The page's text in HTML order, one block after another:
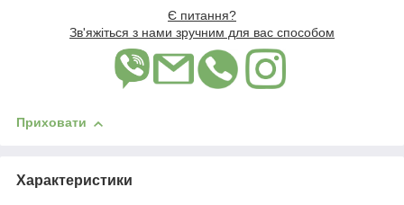
Є питання?
Зв'яжіться з нами зручним для вас способом
Приховати
Характеристики